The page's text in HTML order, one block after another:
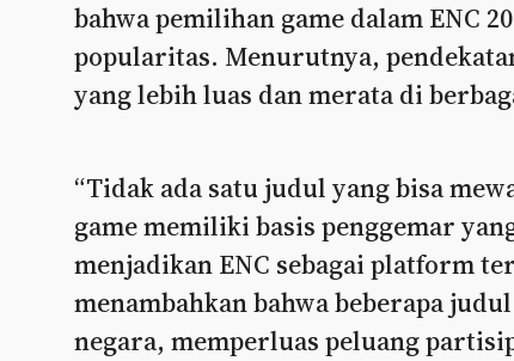
bahwa pemilihan game dalam ENC
popularitas. Menurutnya,
yang lebih luas dan merata di
“Tidak ada satu judul yang bisa
game memiliki basis penggemar
menjadikan ENC sebagai platform
menambahkan bahwa beberapa
negara, memperluas peluang